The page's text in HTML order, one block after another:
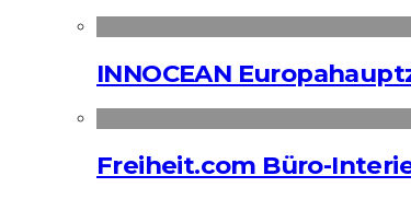
INNOCEAN
Freiheit.com Büro-